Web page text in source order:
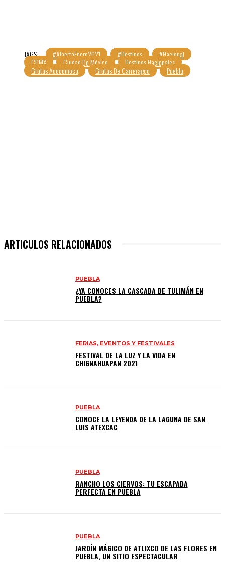
TAGS: #AlbertoEnero2021 #Destinos #Nacional
CDMX Ciudad De México Destinos Nacionales
Grutas Acocomoca Grutas De Carreragco Puebla
ARTICULOS RELACIONADOS
PUEBLA
¿YA CONOCES LA CASCADA DE TULIMÁN EN
PUEBLA?
FERIAS, EVENTOS Y FESTIVALES
FESTIVAL DE LA LUZ Y LA VIDA EN
CHIGNAHUAPAN 2021
PUEBLA
CONOCE LA LEYENDA DE LA LAGUNA DE SAN
LUIS ATEXCAC
PUEBLA
RANCHO LOS CIERVOS: TU ESCAPADA
PERFECTA EN PUEBLA
PUEBLA
JARDÍN MÁGICO DE ATLIXCO DE LAS FLORES EN
PUEBLA, UN SITIO ESPECTACULAR